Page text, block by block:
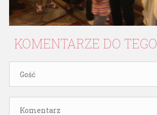
KOMENTARZE DO TEGO